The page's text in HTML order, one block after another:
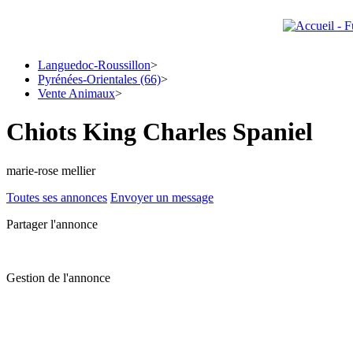
Languedoc-Roussillon>
Pyrénées-Orientales (66)>
Vente Animaux>
Chiots King Charles Spaniel
marie-rose mellier
Toutes ses annonces Envoyer un message
Partager l'annonce
Gestion de l'annonce